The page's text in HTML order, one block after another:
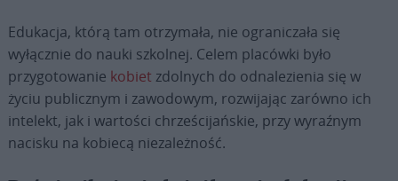
Edukacja, którą tam otrzymała, nie ograniczała się
wyłącznie do nauki szkolnej. Celem placówki było
przygotowanie kobiet zdolnych do odnalezienia się w
życiu publicznym i zawodowym, rozwijając zarówno ich
intelekt, jak i wartości chrześcijańskie, przy wyraźnym
nacisku na kobiecą niezależność.